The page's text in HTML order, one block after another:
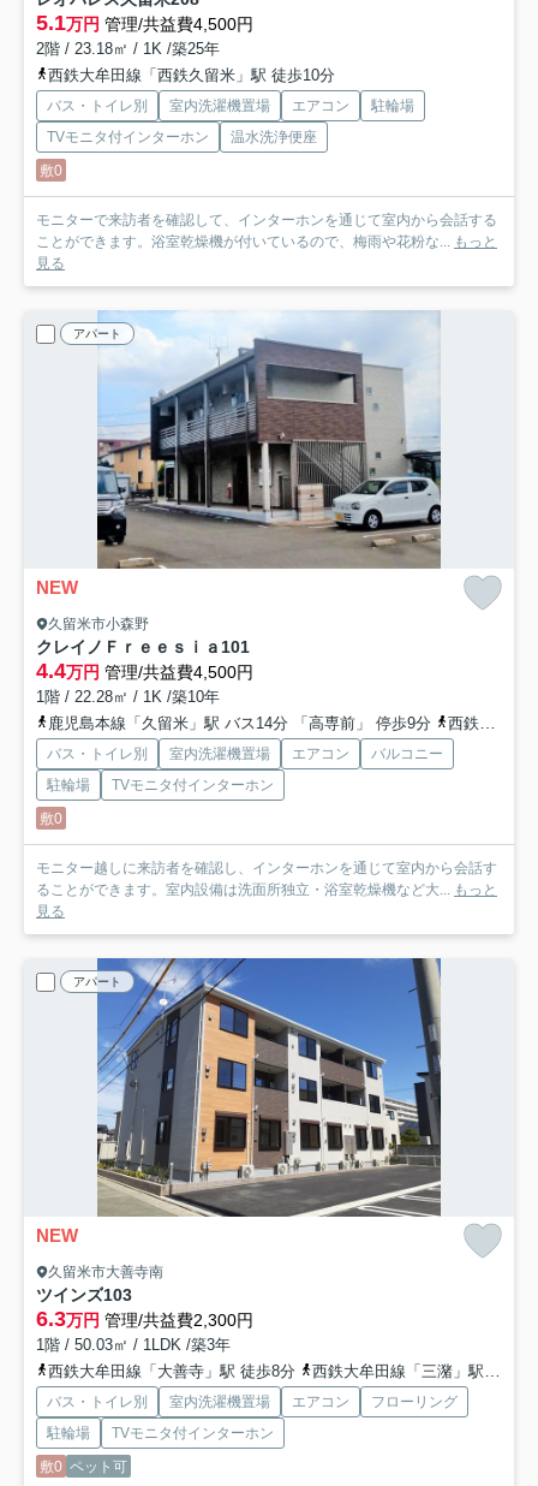
5.1万円 管理/共益費4,500円
2階 / 23.18㎡ / 1K /築25年
西鉄大牟田線「西鉄久留米」駅 徒歩10分
バス・トイレ別 室内洗濯機置場 エアコン
駐輪場
TVモニタ付インターホン
温水洗浄便座
敷0
モニターで来訪者を確認して、インターホンを通じて室内から会話する
ことができます。浴室乾燥機が付いているので、梅雨や花粉な...
もっと
見る
アパート
NEW
久留米市小森野
クレイノＦｒｅｅｓｉａ 101
4.4万円 管理/共益費4,500円
1階 / 22.28㎡ / 1K /築10年
鹿児島本線「久留米」駅 バス14分 「高専前」 停歩9分
西鉄大牟田線「西鉄久留米」駅 バス21分 「高専前」 停歩9分
バス・トイレ別 室内洗濯機置場 エアコン
バルコニー
駐輪場
TVモニタ付インターホン
敷0
モニター越しに来訪者を確認し、インターホンを通じて室内から会話す
ることができます。室内設備は洗面所独立・浴室乾燥機など大...
もっと
見る
アパート
NEW
久留米市大善寺南
ツインズ103
6.3万円 管理/共益費2,300円
1階 / 50.03㎡ / 1LDK /築3年
西鉄大牟田線「大善寺」駅 徒歩8分
西鉄大牟田線「三潴」駅 徒歩23分
バス・トイレ別 室内洗濯機置場 エアコン
フローリング
駐輪場
TVモニタ付インターホン
敷0 ペット可